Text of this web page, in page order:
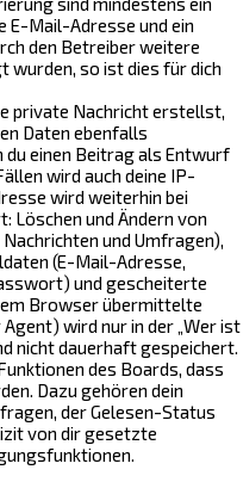
E-Mail-Adresse und ein
den Betreiber weitere
so ist dies für dich
private Nachricht erstellst,
Daten ebenfalls
du einen Beitrag als Entwurf
wird auch deine IP-
wird weiterhin bei
Löschen und Ändern von
und Umfragen),
(E-Mail-Adresse,
und gescheiterte
Browser übermittelte
wird nur in der „Wer ist
nicht dauerhaft gespeichert.
des Boards, dass
Dazu gehören dein
der Gelesen-Status
von dir gesetzte